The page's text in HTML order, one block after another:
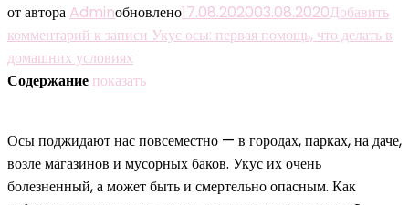
от автора Adminобновлено17.08.202003.08.2020Добавить
комментарий к записи Укус осы: первая помощь, что делать в
домашних условиях
Содержание показать
Осы поджидают нас повсеместно — в городах, парках, на даче,
возле магазинов и мусорных баков. Укус их очень
болезненный, а может быть и смертельно опасным. Как